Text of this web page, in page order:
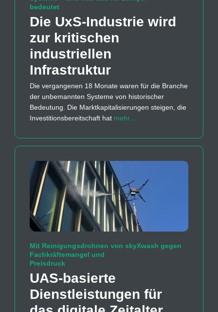
bedeutet
Die UxS-Industrie wird
zur kritischen
industriellen
Infrastruktur
Die vergangenen 18 Monate waren für die Branche
der unbemannten Systeme von historischer
Bedeutung. Die Marktkapitalisierungen steigen, die
Investitionsbereitschaft hat mehr…
Mit Reinigungsdrohnen von skyXwash gegen
Fachkräftemangel und
Preisdruck
UAS-basierte
Dienstleistungen für